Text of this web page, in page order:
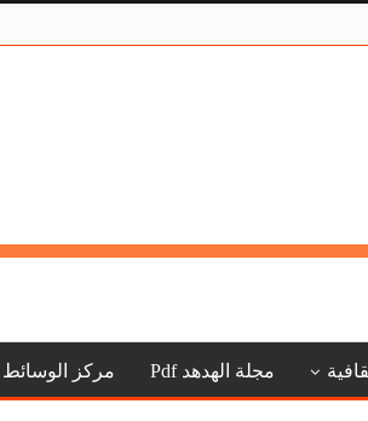
مجلة الهدهد Pdf مركز الوسائط